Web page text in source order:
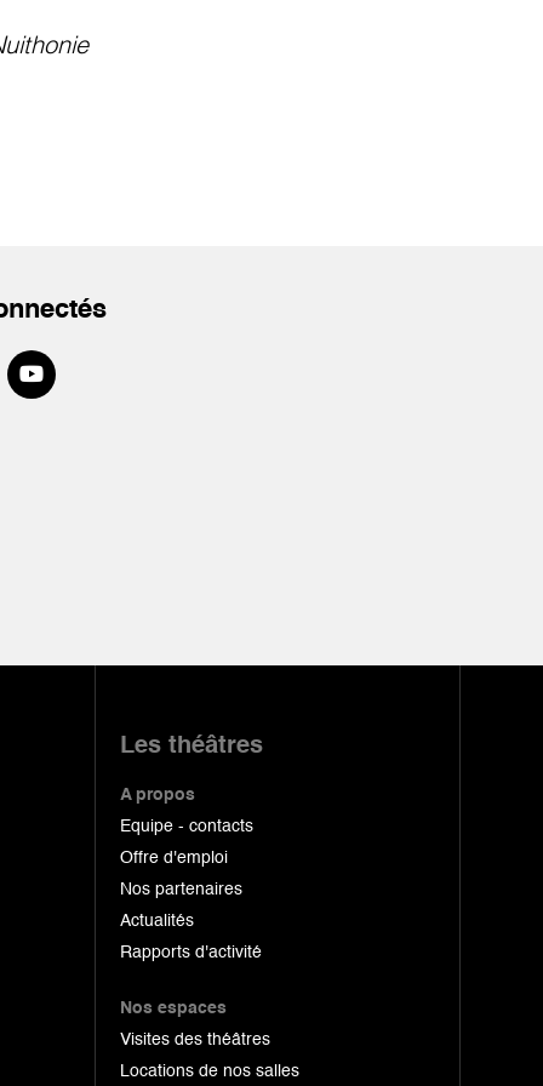
Les théâtres
A propos
Equipe - contacts
Offre d'emploi
Nos partenaires
Actualités
Rapports d'activité
Nos espaces
Visites des théâtres
Locations de nos salles